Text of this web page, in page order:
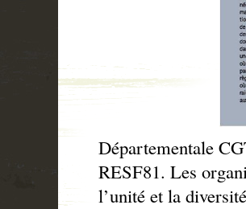
Départementale
RESF81. Les
l’unité et la